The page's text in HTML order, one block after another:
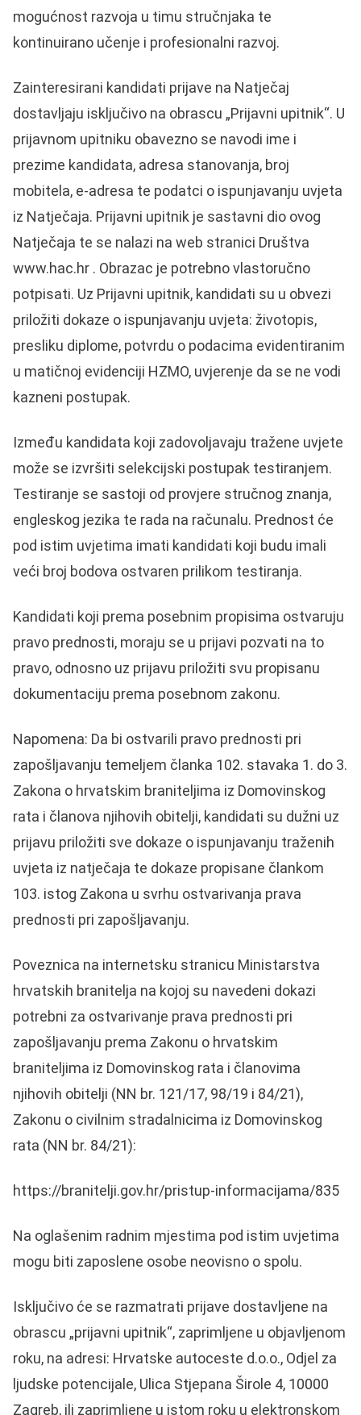
mogućnost razvoja u timu stručnjaka te
kontinuirano učenje i profesionalni razvoj.
Zainteresirani kandidati prijave na Natječaj
dostavljaju isključivo na obrascu „Prijavni upitnik“. U
prijavnom upitniku obavezno se navodi ime i
prezime kandidata, adresa stanovanja, broj
mobitela, e-adresa te podatci o ispunjavanju uvjeta
iz Natječaja. Prijavni upitnik je sastavni dio ovog
Natječaja te se nalazi na web stranici Društva
www.hac.hr . Obrazac je potrebno vlastoručno
potpisati. Uz Prijavni upitnik, kandidati su u obvezi
priložiti dokaze o ispunjavanju uvjeta: životopis,
presliku diplome, potvrdu o podacima evidentiranim
u matičnoj evidenciji HZMO, uvjerenje da se ne vodi
kazneni postupak.
Između kandidata koji zadovoljavaju tražene uvjete
može se izvršiti selekcijski postupak testiranjem.
Testiranje se sastoji od provjere stručnog znanja,
engleskog jezika te rada na računalu. Prednost će
pod istim uvjetima imati kandidati koji budu imali
veći broj bodova ostvaren prilikom testiranja.
Kandidati koji prema posebnim propisima ostvaruju
pravo prednosti, moraju se u prijavi pozvati na to
pravo, odnosno uz prijavu priložiti svu propisanu
dokumentaciju prema posebnom zakonu.
Napomena: Da bi ostvarili pravo prednosti pri
zapošljavanju temeljem članka 102. stavaka 1. do 3.
Zakona o hrvatskim braniteljima iz Domovinskog
rata i članova njihovih obitelji, kandidati su dužni uz
prijavu priložiti sve dokaze o ispunjavanju traženih
uvjeta iz natječaja te dokaze propisane člankom
103. istog Zakona u svrhu ostvarivanja prava
prednosti pri zapošljavanju.
Poveznica na internetsku stranicu Ministarstva
hrvatskih branitelja na kojoj su navedeni dokazi
potrebni za ostvarivanje prava prednosti pri
zapošljavanju prema Zakonu o hrvatskim
braniteljima iz Domovinskog rata i članovima
njihovih obitelji (NN br. 121/17, 98/19 i 84/21),
Zakonu o civilnim stradalnicima iz Domovinskog
rata (NN br. 84/21):
https://branitelji.gov.hr/pristup-informacijama/835
Na oglašenim radnim mjestima pod istim uvjetima
mogu biti zaposlene osobe neovisno o spolu.
Isključivo će se razmatrati prijave dostavljene na
obrascu „prijavni upitnik“, zaprimljene u objavljenom
roku, na adresi: Hrvatske autoceste d.o.o., Odjel za
ljudske potencijale, Ulica Stjepana Širole 4, 10000
Zagreb, ili zaprimljene u istom roku u elektronskom